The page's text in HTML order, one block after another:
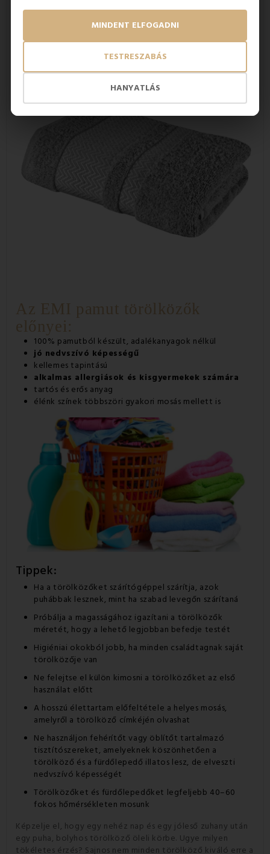
HANYATLÁS
TESTRESZABÁS
MINDENT ELFOGADNI
Anyag: 100% pamut
: 50 x 90 cm
Az EMI pamut törölközők
előnyei:
100% pamutból készült, adalékanyagok nélkül
jó nedvszívó képességű
kellemes tapintású
alkalmas allergiások és kisgyermekek számára
tartós és erős anyag
élénk színek többszöri gyakori mosás mellett is
Tippek:
Ha a törölközőket szárítógéppel szárítja, azok
puhábbak lesznek, mint ha szabad levegőn szárítaná
Próbálja a magasságához igazítani a törölközők
méretét, hogy a lehető legjobban befedje testét
Higiéniai okokból jobb, ha minden családtagnak saját
törölközője van
Ne felejtse el külön kimosni a törölközőket az első
használat előtt
A hosszú élettartam előfeltétele a helyes mosás,
amelyről a törölköző címkéjén olvashat
Ne használjon fehérítőt vagy öblítőt tartalmazó
tisztítószereket, amelyeknek köszönhetően a
törölköző és a fürdőlepedő illatos lesz, de elveszti
nedvszívó képességét
Törölközőket és fürdőlepedőket legfeljebb 40–60
fokos hőmérsékleten mosunk
Képzelje el, hogy egy nehéz nap és egy jóleső zuhany után
egy puha, bolyhos törölköző öleli körbe. Ugye milyen
tökéletes érzés? Sajnos nem minden törölköző kiváló erre a